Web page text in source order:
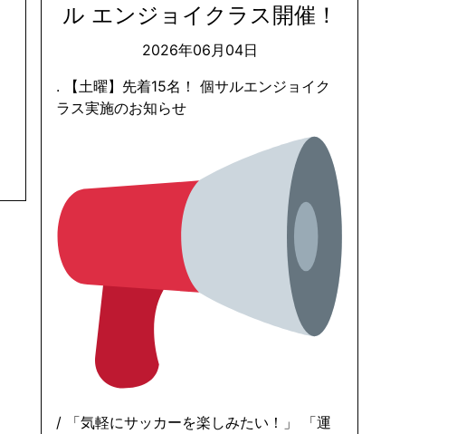
ル エンジョイクラス開催！
2026年06月04日
. 【土曜】先着15名！ 個サルエンジョイク
ラス実施のお知らせ
/ 「気軽にサッカーを楽しみたい！」 「運